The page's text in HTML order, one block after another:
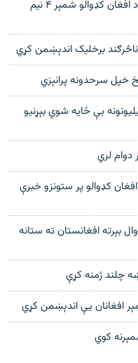
افغانستان کې له بېکارۍ تېښته؛ ايران کې د افغان کډوالو شمېر ۴ نيم
برخلیک اندېښمن کړي
خپل سرحدونه پرانېزي
بې ځايه شوي بېړنيو
دوام لري
افغان کډوالو پر ستونزو خبرې
بېرته افغانستان ته ستانه
چلند ژمنه کړې
افغانان یې اندېښمن کړي
کوي